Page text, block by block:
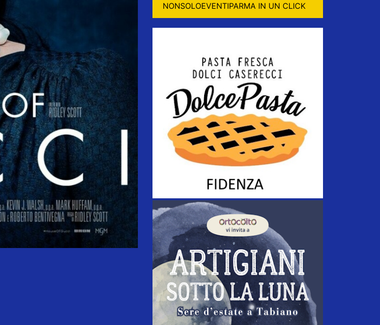
NONSOLOEVENTIPARMA IN UN CLICK